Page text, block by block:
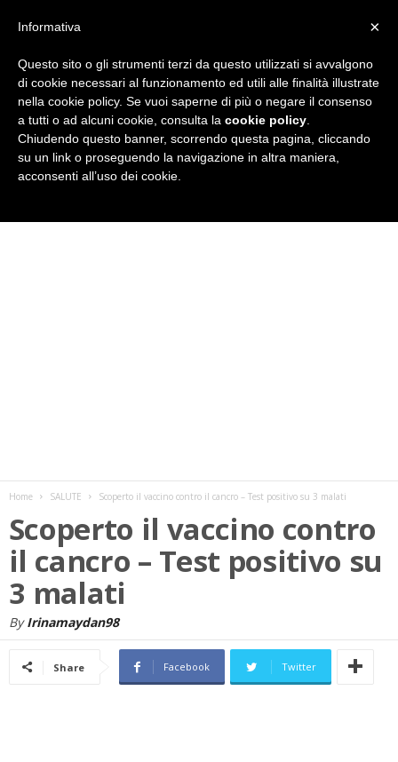
i
Home SALUTE Scoperto il vaccino contro il cancro – Test positivo su 3 malati
Scoperto il vaccino contro
il cancro – Test positivo su
3 malati
By Irinamaydan98
Share Facebook Twitter
×
Informativa
Questo sito o gli strumenti terzi da questo utilizzati si avvalgono
di cookie necessari al funzionamento ed utili alle finalità illustrate
nella cookie policy. Se vuoi saperne di più o negare il consenso
a tutti o ad alcuni cookie, consulta la cookie policy
Chiudendo questo banner, scorrendo questa pagina, cliccando
su un link o proseguendo la navigazione in altra maniera,
acconsenti all’uso dei cookie.